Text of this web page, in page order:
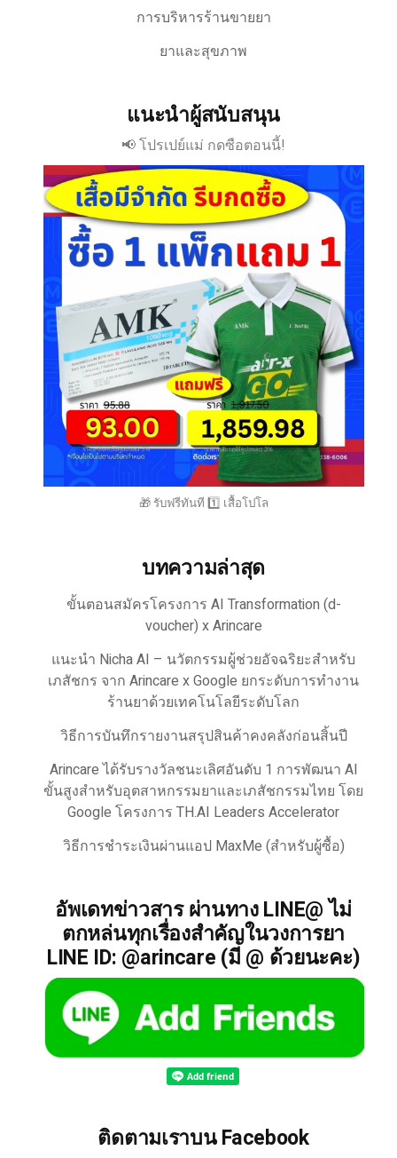
การบริหารร้านขายยา
ยาและสุขภาพ
แนะนำผู้สนับสนุน
📢 โปรเปย์แม่ กดซือตอนนี้!
🎁 รับฟรีทันที 1️⃣ เสื้อโปโล
บทความล่าสุด
ขั้นตอนสมัครโครงการ AI Transformation (d-
voucher) x Arincare
แนะนำ Nicha AI – นวัตกรรมผู้ช่วยอัจฉริยะสำหรับ
เภสัชกร จาก Arincare x Google ยกระดับการทำงาน
ร้านยาด้วยเทคโนโลยีระดับโลก
วิธีการบันทึกรายงานสรุปสินค้าคงคลังก่อนสิ้นปี
Arincare ได้รับรางวัลชนะเลิศอันดับ 1 การพัฒนา AI
ขั้นสูงสำหรับอุตสาหกรรมยาและเภสัชกรรมไทย โดย
Google โครงการ TH.AI Leaders Accelerator
วิธีการชำระเงินผ่านแอป MaxMe (สำหรับผู้ซื้อ)
อัพเดทข่าวสาร ผ่านทาง LINE@ ไม่
ตกหล่นทุกเรื่องสำคัญในวงการยา
LINE ID: @arincare (มี @ ด้วยนะคะ)
ติดตามเราบน Facebook